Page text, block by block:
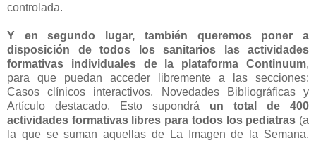
controlada.
Y en segundo lugar, también queremos poner a
disposición de todos los sanitarios las actividades
formativas individuales de la plataforma Continuum,
para que puedan acceder libremente a las secciones:
Casos clínicos interactivos, Novedades Bibliográficas y
Artículo destacado. Esto supondrá un total de 400
actividades formativas libres para todos los pediatras (a
la que se suman aquellas de La Imagen de la Semana,